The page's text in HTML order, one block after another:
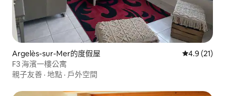
Argelès-sur-Mer的度假屋 從 21 則評
4.9 (21)
F3 海濱一樓公寓
親子友善 · 地點 · 戶外空間